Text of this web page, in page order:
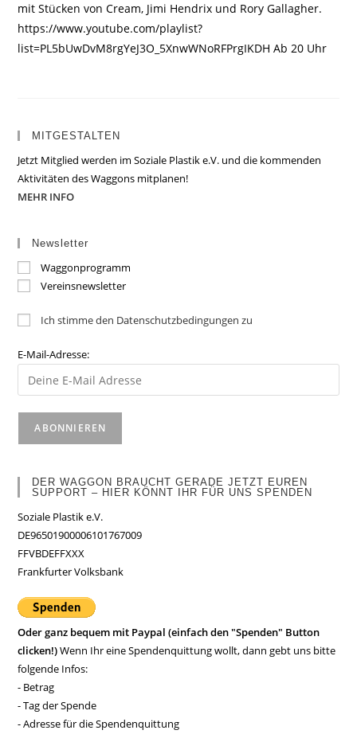
mit Stücken von Cream, Jimi Hendrix und Rory Gallagher.
https://www.youtube.com/playlist?
list=PL5bUwDvM8rgYeJ3O_5XnwWNoRFPrgIKDH Ab 20 Uhr
MITGESTALTEN
Jetzt Mitglied werden im Soziale Plastik e.V. und die kommenden
Aktivitäten des Waggons mitplanen!
MEHR INFO
Newsletter
Waggonprogramm
Vereinsnewsletter
Ich stimme den Datenschutzbedingungen zu
E-Mail-Adresse:
DER WAGGON BRAUCHT GERADE JETZT EUREN
SUPPORT – HIER KÖNNT IHR FÜR UNS SPENDEN
Soziale Plastik e.V.
DE96501900006101767009
FFVBDEFFXXX
Frankfurter Volksbank
Oder ganz bequem mit Paypal (einfach den "Spenden" Button
clicken!)Wenn Ihr eine Spendenquittung wollt, dann gebt uns bitte
folgende Infos:
- Betrag
- Tag der Spende
- Adresse für die Spendenquittung